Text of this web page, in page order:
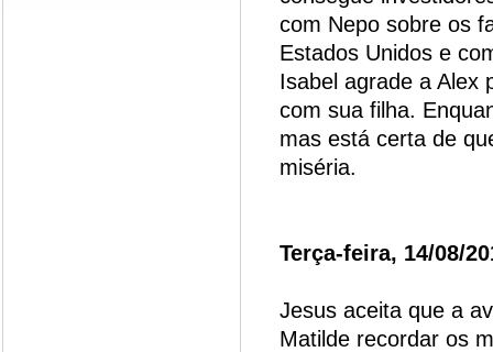
com Nepo sobre os
Estados Unidos e
Isabel agrade a Alex
com sua filha.
mas está certa de
miséria.
Terça-feira, 14/08/
Jesus aceita que a
Matilde recordar os